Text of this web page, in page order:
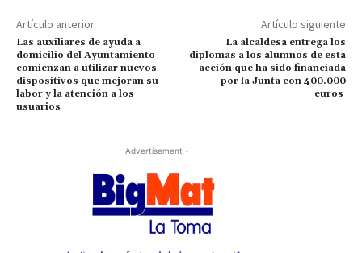
Artículo anterior
Las auxiliares de ayuda a
domicilio del Ayuntamiento
comienzan a utilizar nuevos
dispositivos que mejoran su
labor y la atención a los
usuarios
Artículo siguiente
La alcaldesa entrega los
diplomas a los alumnos de esta
acción que ha sido financiada
por la Junta con 400.000
euros
- Advertisement -